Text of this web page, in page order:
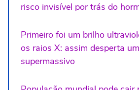
risco invisível por trás do
Primeiro foi um brilho
os raios X: assim desperta
supermassivo